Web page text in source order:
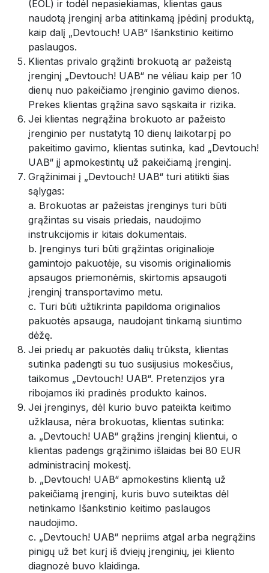
(EOL) ir todėl nepasiekiamas, klientas gaus
naudotą įrenginį arba atitinkamą įpėdinį produktą,
kaip dalį „Devtouch! UAB“ Išankstinio keitimo
paslaugos.
Klientas privalo grąžinti brokuotą ar pažeistą
įrenginį „Devtouch! UAB“ ne vėliau kaip per 10
dienų nuo pakeičiamo įrenginio gavimo dienos.
Prekes klientas grąžina savo sąskaita ir rizika.
Jei klientas negrąžina brokuoto ar pažeisto
įrenginio per nustatytą 10 dienų laikotarpį po
pakeitimo gavimo, klientas sutinka, kad „Devtouch!
UAB“ jį apmokestintų už pakeičiamą įrenginį.
Grąžinimai į „Devtouch! UAB“ turi atitikti šias
sąlygas:
a. Brokuotas ar pažeistas įrenginys turi būti
grąžintas su visais priedais, naudojimo
instrukcijomis ir kitais dokumentais.
b. Įrenginys turi būti grąžintas originalioje
gamintojo pakuotėje, su visomis originaliomis
apsaugos priemonėmis, skirtomis apsaugoti
įrenginį transportavimo metu.
c. Turi būti užtikrinta papildoma originalios
pakuotės apsauga, naudojant tinkamą siuntimo
dėžę.
Jei priedų ar pakuotės dalių trūksta, klientas
sutinka padengti su tuo susijusius mokesčius,
taikomus „Devtouch! UAB“. Pretenzijos yra
ribojamos iki pradinės produkto kainos.
Jei įrenginys, dėl kurio buvo pateikta keitimo
užklausa, nėra brokuotas, klientas sutinka:
a. „Devtouch! UAB“ grąžins įrenginį klientui, o
klientas padengs grąžinimo išlaidas bei 80 EUR
administracinį mokestį.
b. „Devtouch! UAB“ apmokestins klientą už
pakeičiamą įrenginį, kuris buvo suteiktas dėl
netinkamo Išankstinio keitimo paslaugos
naudojimo.
c. „Devtouch! UAB“ nepriims atgal arba negrąžins
pinigų už bet kurį iš dviejų įrenginių, jei kliento
diagnozė buvo klaidinga.